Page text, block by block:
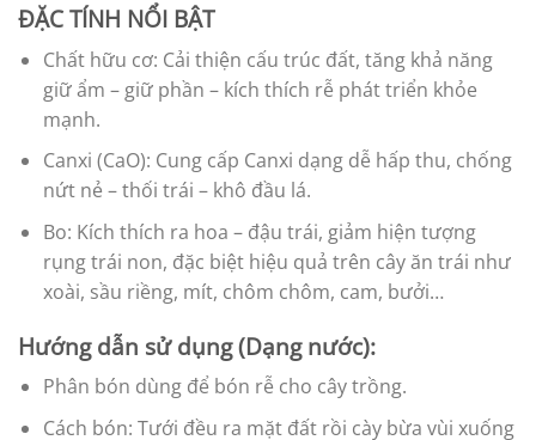
ĐẶC TÍNH NỔI BẬT
Chất hữu cơ: Cải thiện cấu trúc đất, tăng khả năng
giữ ẩm – giữ phần – kích thích rễ phát triển khỏe
mạnh.
Canxi (CaO): Cung cấp Canxi dạng dễ hấp thu, chống
nứt nẻ – thối trái – khô đầu lá.
Bo: Kích thích ra hoa – đậu trái, giảm hiện tượng
rụng trái non, đặc biệt hiệu quả trên cây ăn trái như
xoài, sầu riềng, mít, chôm chôm, cam, bưởi…
Hướng dẫn sử dụng (Dạng nước):
Phân bón dùng để bón rễ cho cây trồng.
Cách bón: Tưới đều ra mặt đất rồi cày bừa vùi xuống